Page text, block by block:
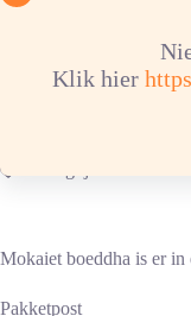
Klik hier
24,95
Mokaiet boeddha is er
Pakketpost